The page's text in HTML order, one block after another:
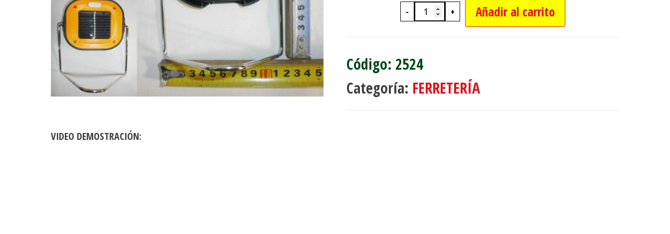
-
LUZ DE EMERGENCIA SOLAR CON USB cantidad
+ Añadir al carrito
2524
Categoría: FERRETERÍA
VIDEO DEMOSTRACIÓN: